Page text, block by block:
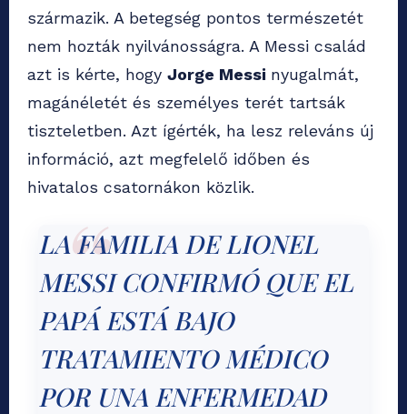
származik. A betegség pontos természetét
nem hozták nyilvánosságra. A Messi család
azt is kérte, hogy Jorge Messi nyugalmát,
magánéletét és személyes terét tartsák
tiszteletben. Azt ígérték, ha lesz releváns új
információ, azt megfelelő időben és
hivatalos csatornákon közlik.
LA FAMILIA DE LIONEL
MESSI CONFIRMÓ QUE EL
PAPÁ ESTÁ BAJO
TRATAMIENTO MÉDICO
POR UNA ENFERMEDAD